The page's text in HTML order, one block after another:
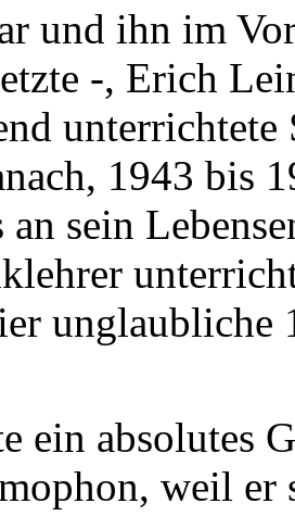
und ihn im
-, Erich
1943 bis
an sein
unglaubliche
ein absolutes
weil er